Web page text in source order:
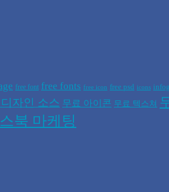
free font free fonts free icon free psd icons
자인 소스 무료 아이콘 무료 텍스쳐
북 마케팅